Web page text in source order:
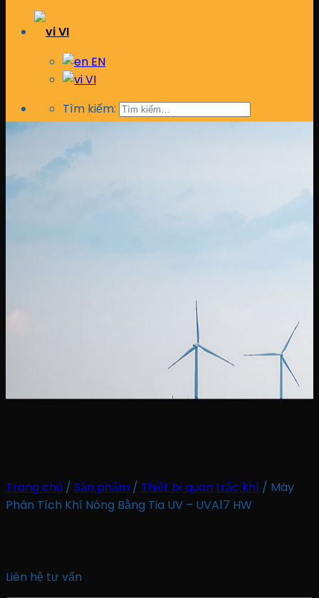
VI
EN
VI
Tìm kiếm:
Trang chủ / Sản phẩm / Thiết bị quan trắc khí / Máy
Phân Tích Khí Nóng Bằng Tia UV – UVA17 HW
Liên hệ tư vấn